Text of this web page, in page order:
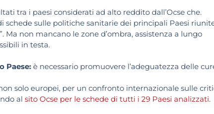
tra i paesi considerati ad alto reddito dall’Ocse che.
sulle politiche sanitarie dei principali Paesi
”. Ma non mancano le zone d’ombra, assistenza a lungo
in testa.
Paese: è necessario promuovere l’adeguatezza delle
solo europei, per un confronto internazionale sulle
al sito Ocse per le schede di tutti i 29 Paesi analizzati.